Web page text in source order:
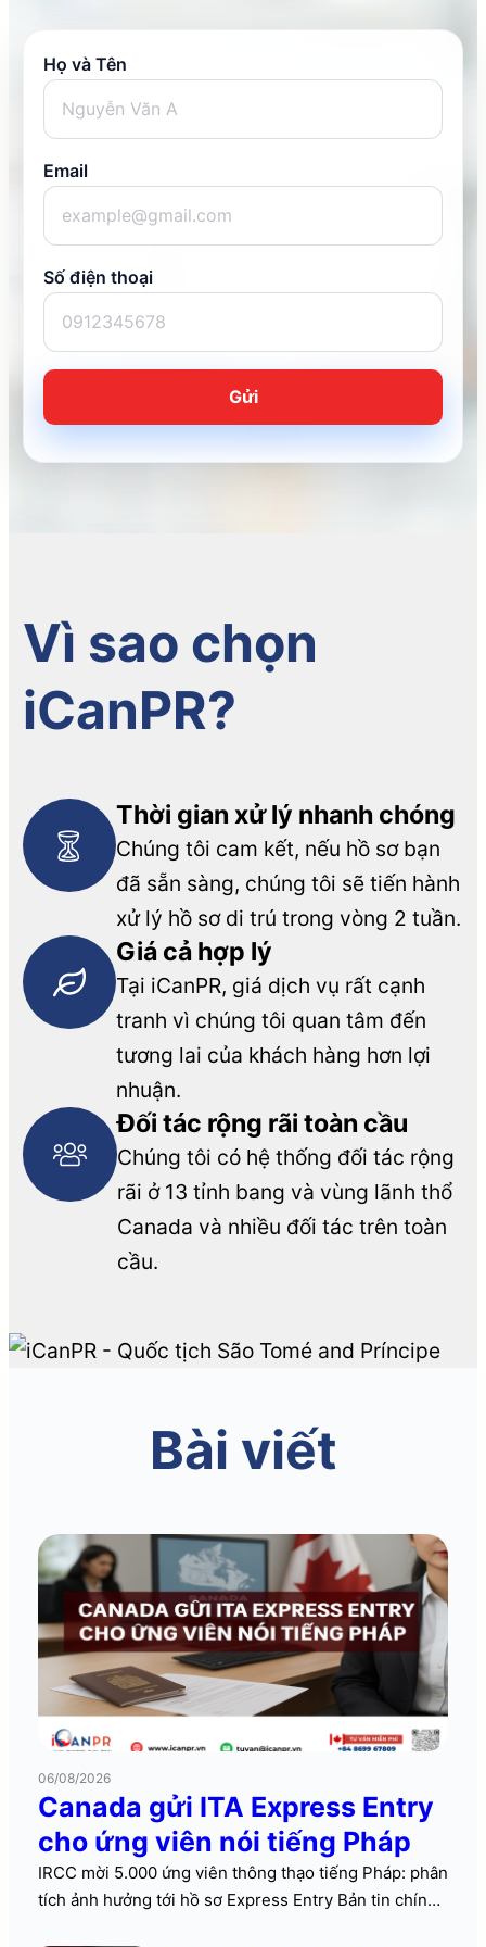
Họ và Tên
Email
Số điện thoại
Vì sao chọn
iCanPR?
Thời gian xử lý nhanh chóng
Chúng tôi cam kết, nếu hồ sơ bạn
đã sẵn sàng, chúng tôi sẽ tiến hành
xử lý hồ sơ di trú trong vòng 2 tuần.
Giá cả hợp lý
Tại iCanPR, giá dịch vụ rất cạnh
tranh vì chúng tôi quan tâm đến
tương lai của khách hàng hơn lợi
nhuận.
Đối tác rộng rãi toàn cầu
Chúng tôi có hệ thống đối tác rộng
rãi ở 13 tỉnh bang và vùng lãnh thổ
Canada và nhiều đối tác trên toàn
cầu.
Bài viết
06/08/2026
Canada gửi ITA Express Entry
cho ứng viên nói tiếng Pháp
IRCC mời 5.000 ứng viên thông thạo tiếng Pháp: phân
tích ảnh hưởng tới hồ sơ Express Entry Bản tin chính